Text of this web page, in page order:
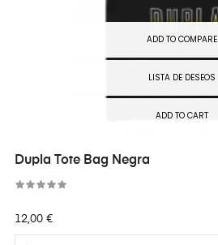
ADD TO COMPARE
LISTA DE DESEOS
ADD TO CART
Dupla Tote Bag Negra
Precio
12,00 €